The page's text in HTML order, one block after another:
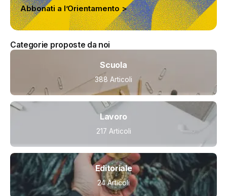
Abbonati a l’Orientamento >
Categorie proposte da noi
Scuola
388 Articoli
Lavoro
217 Articoli
Editoriale
24 Articoli